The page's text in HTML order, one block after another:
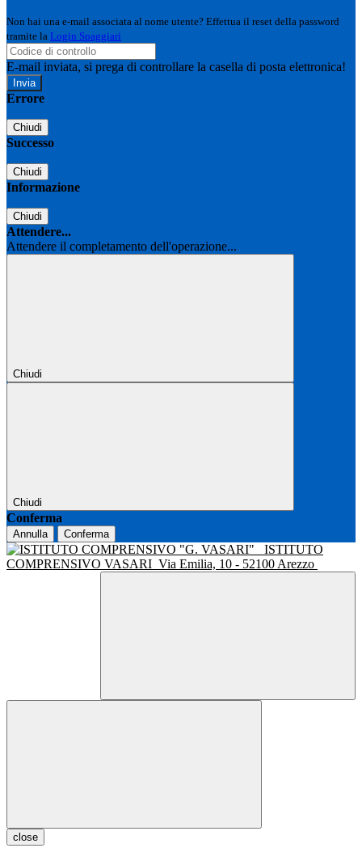
Non hai una e-mail associata al nome utente? Effettua il reset della password
tramite la Login Spaggiari
E-mail inviata, si prega di controllare la casella di posta elettronica!
Errore
Chiudi
Successo
Chiudi
Informazione
Chiudi
Attendere...
Attendere il completamento dell'operazione...
Chiudi
Chiudi
Conferma
Annulla Conferma
ISTITUTO
COMPRENSIVO VASARI Via Emilia, 10 - 52100 Arezzo
close